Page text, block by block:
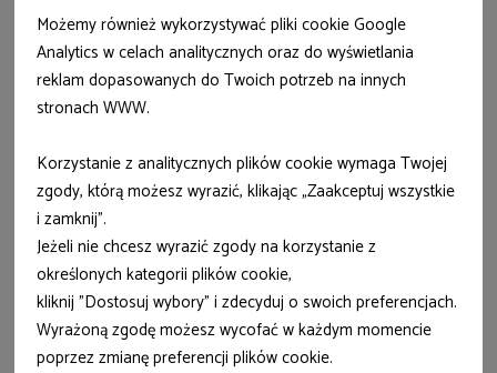
czasie, zapewniając tym samymdłuższą żywotność i zwiększoną
wytrzymałośćmateraca, co za tym idzie- nieprzerwany komfort
podczas odpoczynku.
Możemy również wykorzystywać pliki cookie Google
Analytics w celach analitycznych oraz do wyświetlania
reklam dopasowanych do Twoich potrzeb na innych
stronach WWW.
Korzystanie z analitycznych plików cookie wymaga Twojej
zgody, którą możesz wyrazić, klikając „Zaakceptuj wszystkie
i zamknij”.
Jeżeli nie chcesz wyrazić zgody na korzystanie z
określonych kategorii plików cookie,
kliknij "Dostosuj wybory" i zdecyduj o swoich preferencjach.
Wyrażoną zgodę możesz wycofać w każdym momencie
poprzez zmianę preferencji plików cookie.